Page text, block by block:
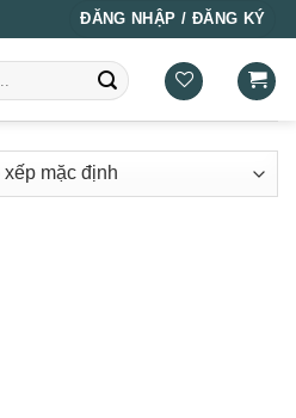
ĐĂNG NHẬP / ĐĂNG KÝ